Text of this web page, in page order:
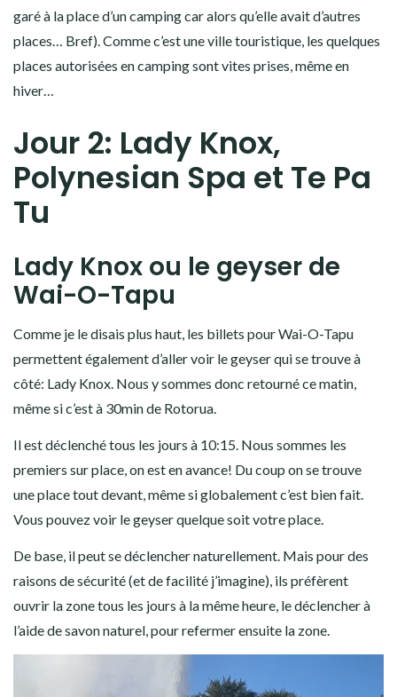
garé à la place d’un camping car alors qu’elle avait d’autres
places… Bref). Comme c’est une ville touristique, les quelques
places autorisées en camping sont vites prises, même en
hiver…
Jour 2: Lady Knox,
Polynesian Spa et Te Pa
Tu
Lady Knox ou le geyser de
Wai-O-Tapu
Comme je le disais plus haut, les billets pour Wai-O-Tapu
permettent également d’aller voir le geyser qui se trouve à
côté: Lady Knox. Nous y sommes donc retourné ce matin,
même si c’est à 30min de Rotorua.
Il est déclenché tous les jours à 10:15. Nous sommes les
premiers sur place, on est en avance! Du coup on se trouve
une place tout devant, même si globalement c’est bien fait.
Vous pouvez voir le geyser quelque soit votre place.
De base, il peut se déclencher naturellement. Mais pour des
raisons de sécurité (et de facilité j’imagine), ils préfèrent
ouvrir la zone tous les jours à la même heure, le déclencher à
l’aide de savon naturel, pour refermer ensuite la zone.